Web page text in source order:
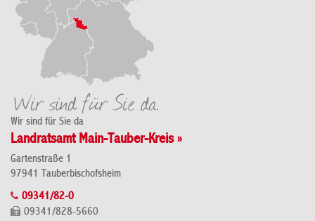
Wir sind für Sie da
Landratsamt Main-Tauber-Kreis »
Gartenstraße 1
97941 Tauberbischofsheim
09341/82-0
09341/828-5660